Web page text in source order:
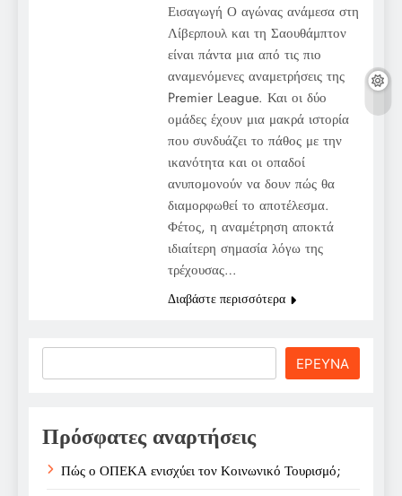
Εισαγωγή Ο αγώνας ανάμεσα στη
Λίβερπουλ και τη Σαουθάμπτον
είναι πάντα μια από τις πιο
αναμενόμενες αναμετρήσεις της
Premier League. Και οι δύο
ομάδες έχουν μια μακρά ιστορία
που συνδυάζει το πάθος με την
ικανότητα και οι οπαδοί
ανυπομονούν να δουν πώς θα
διαμορφωθεί το αποτέλεσμα.
Φέτος, η αναμέτρηση αποκτά
ιδιαίτερη σημασία λόγω της
τρέχουσας…
Διαβάστε περισσότερα
ΕΡΕΥΝΑ
Πρόσφατες αναρτήσεις
Πώς ο ΟΠΕΚΑ ενισχύει τον Κοινωνικό Τουρισμό;